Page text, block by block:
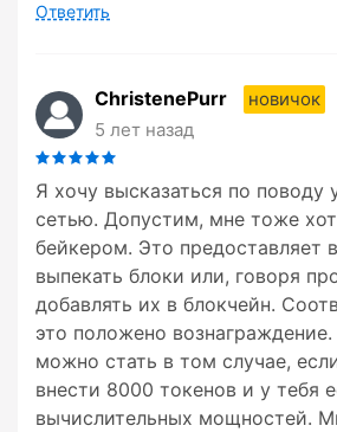
Ответить
ChristenePurr
новичок
5 лет назад
Я хочу высказаться по поводу
сетью. Допустим, мне тоже
бейкером. Это предоставляет
выпекать блоки или, говоря
добавлять их в блокчейн.
это положено
можно стать в том случае,
внести 8000 токенов и у тебя
вычислительных мощностей.